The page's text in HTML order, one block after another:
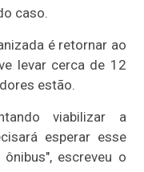
caso.
é retornar ao
levar cerca de 12
estão.
viabilizar a
esperar esse
escreveu o